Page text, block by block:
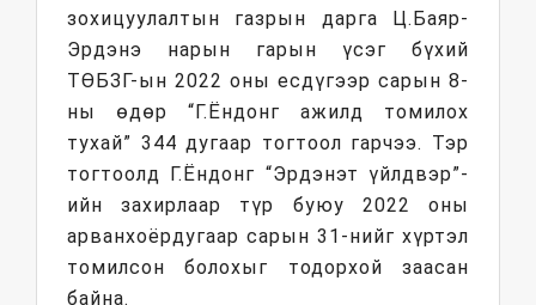
зохицуулалтын газрын дарга Ц.Баяр-
Эрдэнэ нарын гарын үсэг бүхий
ТӨБЗГ-ын 2022 оны есдүгээр сарын 8-
ны өдөр “Г.Ёндонг ажилд томилох
тухай” 344 дугаар тогтоол гарчээ. Тэр
тогтоолд Г.Ёндонг “Эрдэнэт үйлдвэр”-
ийн захирлаар түр буюу 2022 оны
арванхоёрдугаар сарын 31-нийг хүртэл
томилсон болохыг тодорхой заасан
байна.